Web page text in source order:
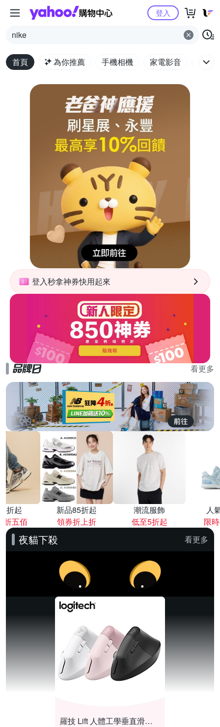
Yahoo購物中心
nike
登入
首頁 為你推薦 手機相機 家電影音 電腦
登入秒拿神券快用起來
看更多
折起
折五佰
新品85折起
領券折上折
潮流服飾
低至5折起
人
限
夜貓下殺 看更多
羅技 Lift 人體工學垂直滑鼠結帳再折200